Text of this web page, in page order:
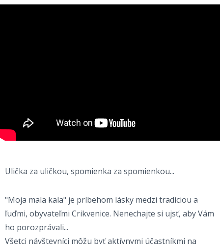
Ulička za uličkou, spomienka za spomienkou...
"Moja mala kala" je príbehom lásky medzi tradíciou a
ľuďmi, obyvateľmi Crikvenice. Nenechajte si ujsť, aby Vám
ho porozprávali...
Všetci návštevníci môžu byť aktívnymi účastníkmi na